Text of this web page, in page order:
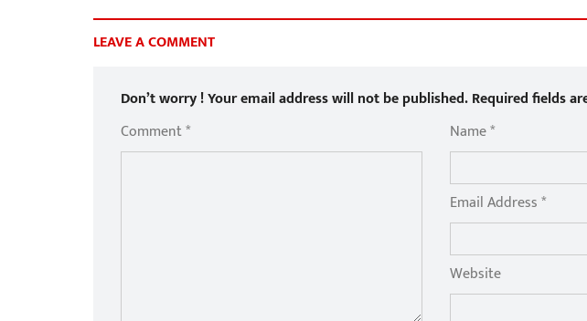
LEAVE A COMMENT
Don’t worry ! Your email address will not be published. Required fields
Comment *
Name *
Email Address *
Website